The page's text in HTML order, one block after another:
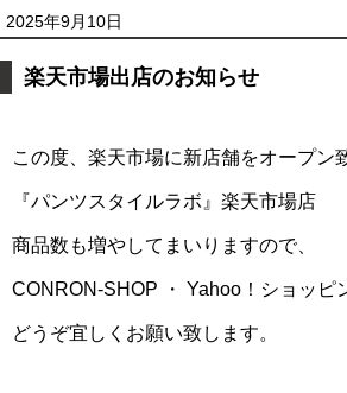
2025年9月10日
楽天市場出店のお知らせ
この度、楽天市場に新店舗をオープン
『パンツスタイルラボ』楽天市場店
商品数も増やしてまいりますので、
CONRON-SHOP ・ Yahoo！ショッピ
どうぞ宜しくお願い致します。